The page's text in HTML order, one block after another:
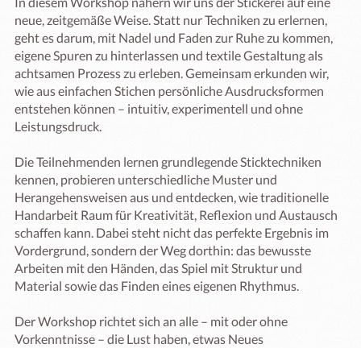
neue, zeitgemäße Weise. Statt nur Techniken zu erlernen,
geht es darum, mit Nadel und Faden zur Ruhe zu kommen,
eigene Spuren zu hinterlassen und textile Gestaltung als
achtsamen Prozess zu erleben. Gemeinsam erkunden wir,
wie aus einfachen Stichen persönliche Ausdrucksformen
entstehen können – intuitiv, experimentell und ohne
Leistungsdruck.
Die Teilnehmenden lernen grundlegende Sticktechniken
kennen, probieren unterschiedliche Muster und
Herangehensweisen aus und entdecken, wie traditionelle
Handarbeit Raum für Kreativität, Reflexion und Austausch
schaffen kann. Dabei steht nicht das perfekte Ergebnis im
Vordergrund, sondern der Weg dorthin: das bewusste
Arbeiten mit den Händen, das Spiel mit Struktur und
Material sowie das Finden eines eigenen Rhythmus.
Der Workshop richtet sich an alle – mit oder ohne
Vorkenntnisse – die Lust haben, etwas Neues